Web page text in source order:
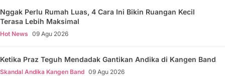
Nggak Perlu Rumah Luas, 4 Cara Ini Bikin Ruangan Kecil
Terasa Lebih Maksimal
Hot News 09 Agu 2026
Ketika Praz Teguh Mendadak Gantikan Andika di Kangen Band
Skandal Andika Kangen Band 09 Agu 2026